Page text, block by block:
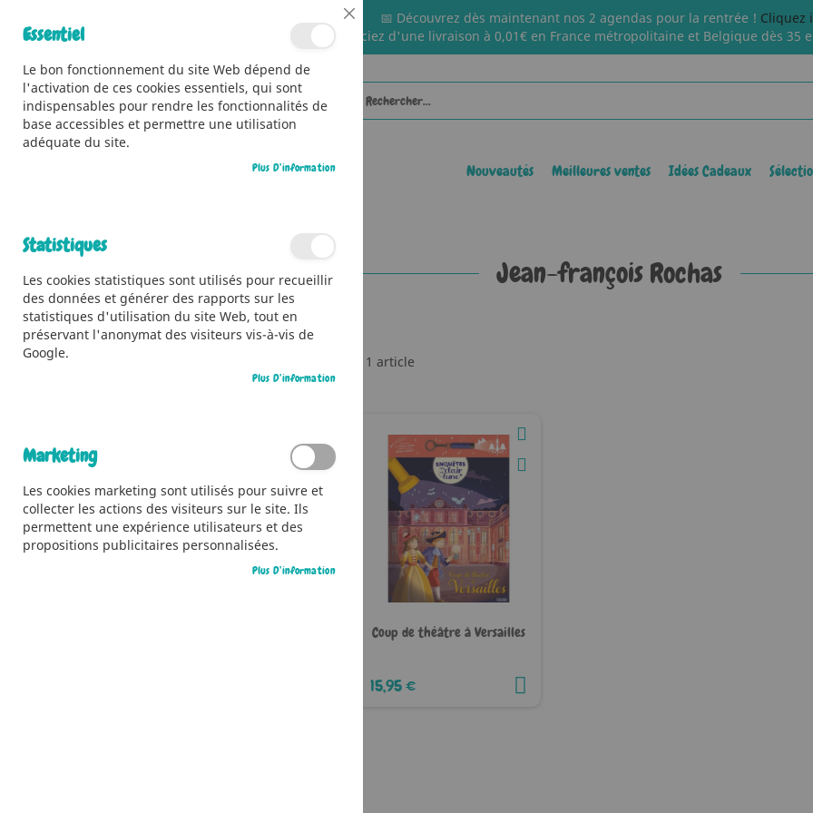
📅 Découvrez dès maintenant nos 2 agendas pour la rentrée ! Cliquez
🚚 Bénéficiez d'une livraison à 0,01€ en France métropolitaine et Belgique dès 35
Nouveautés Meilleures ventes Idées Cadeaux
Jean-françois Rochas
1 article
Coup de théâtre à Versailles
15,95 €
Cookie
Bar
Essentiel
Le bon fonctionnement du site Web dépend de
l'activation de ces cookies essentiels, qui sont
indispensables pour rendre les fonctionnalités de
base accessibles et permettre une utilisation
adéquate du site.
Plus D’information
Statistiques
Les cookies statistiques sont utilisés pour recueillir
des données et générer des rapports sur les
statistiques d'utilisation du site Web, tout en
préservant l'anonymat des visiteurs vis-à-vis de
Google.
Plus D’information
Marketing
Les cookies marketing sont utilisés pour suivre et
collecter les actions des visiteurs sur le site. Ils
permettent une expérience utilisateurs et des
propositions publicitaires personnalisées.
Plus D’information